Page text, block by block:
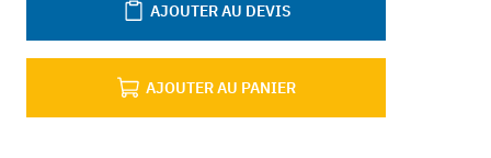
AJOUTER AU PANIER
AJOUTER AU DEVIS